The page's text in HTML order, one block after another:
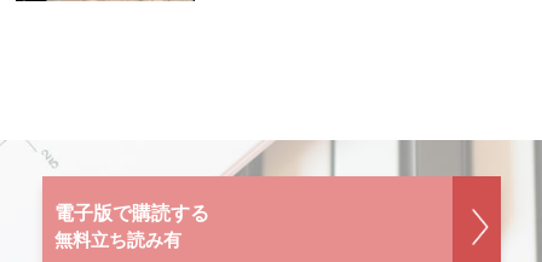
電子版で購読する
無料立ち読み有